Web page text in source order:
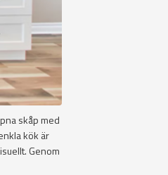
skåp med
kök är
Genom